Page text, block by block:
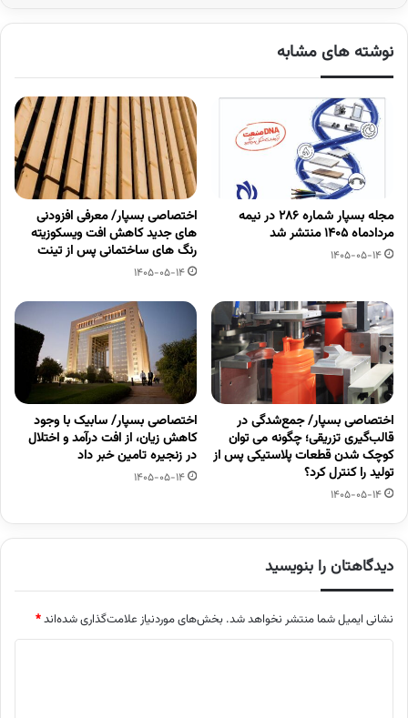
نوشته های مشابه
مجله بسپار شماره 286 در نیمه
مردادماه 1405 منتشر شد
1405-05-14
اختصاصی بسپار/ معرفی افزودنی
های جدید کاهش افت ویسکوزیته
رنگ های ساختمانی پس از تینت
1405-05-14
اختصاصی بسپار/ جمع‌شدگی در
قالب‌گیری تزریقی؛ چگونه می توان
کوچک شدن قطعات پلاستیکی پس از
تولید را کنترل کرد؟
1405-05-14
اختصاصی بسپار/ سابیک با وجود
کاهش زیان، از افت درآمد و اختلال
در زنجیره تامین خبر داد
1405-05-14
دیدگاهتان را بنویسید
نشانی ایمیل شما منتشر نخواهد شد. بخش‌های موردنیاز علامت‌گذاری شده‌اند*